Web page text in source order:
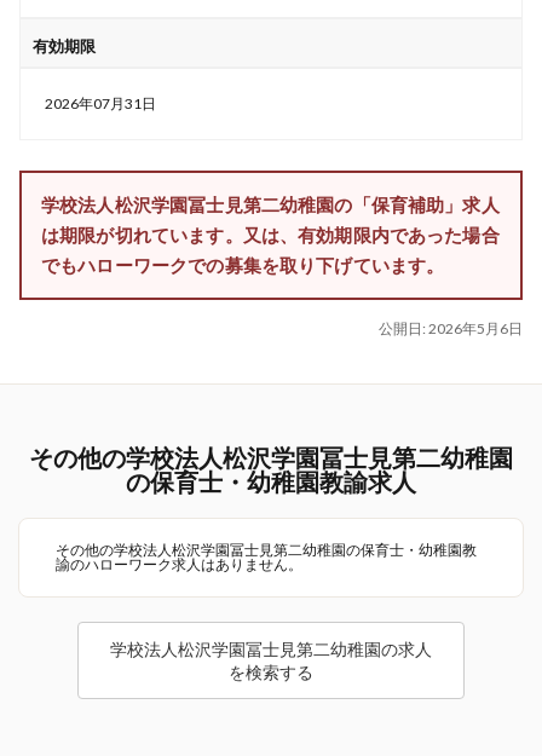
有効期限
2026年07月31日
学校法人松沢学園冨士見第二幼稚園の「保育補助」求人
は期限が切れています。又は、有効期限内であった場合
でもハローワークでの募集を取り下げています。
公開日: 2026年5月6日
その他の学校法人松沢学園冨士見第二幼稚園
の保育士・幼稚園教諭求人
その他の学校法人松沢学園冨士見第二幼稚園の保育士・幼稚園教
諭のハローワーク求人はありません。
学校法人松沢学園冨士見第二幼稚園の求人
を検索する